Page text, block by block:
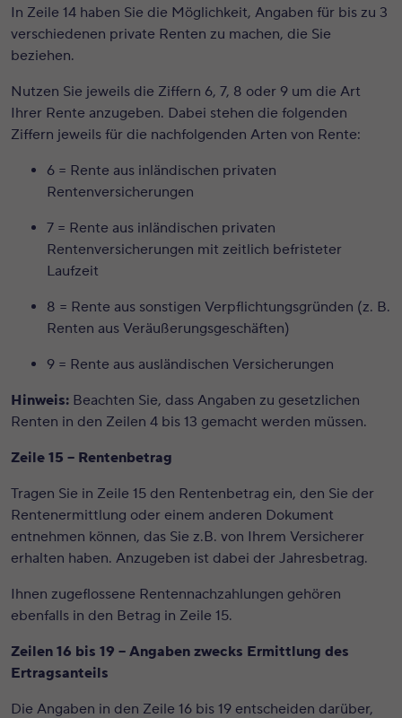
In Zeile 14 haben Sie die Möglichkeit, Angaben für bis zu 3
verschiedenen private Renten zu machen, die Sie
beziehen.
Nutzen Sie jeweils die Ziffern 6, 7, 8 oder 9 um die Art
Ihrer Rente anzugeben. Dabei stehen die folgenden
Ziffern jeweils für die nachfolgenden Arten von Rente:
6 = Rente aus inländischen privaten
Rentenversicherungen
7 = Rente aus inländischen privaten
Rentenversicherungen mit zeitlich befristeter
Laufzeit
8 = Rente aus sonstigen Verpflichtungsgründen (z. B.
Renten aus Veräußerungsgeschäften)
9 = Rente aus ausländischen Versicherungen
Hinweis: Beachten Sie, dass Angaben zu gesetzlichen
Renten in den Zeilen 4 bis 13 gemacht werden müssen.
Zeile 15 – Rentenbetrag
Tragen Sie in Zeile 15 den Rentenbetrag ein, den Sie der
Rentenermittlung oder einem anderen Dokument
entnehmen können, das Sie z.B. von Ihrem Versicherer
erhalten haben. Anzugeben ist dabei der Jahresbetrag.
Ihnen zugeflossene Rentennachzahlungen gehören
ebenfalls in den Betrag in Zeile 15.
Zeilen 16 bis 19 – Angaben zwecks Ermittlung des
Ertragsanteils
Die Angaben in den Zeile 16 bis 19 entscheiden darüber,